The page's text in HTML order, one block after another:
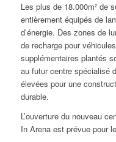
Les plus de 18.000m² de
entièrement équipés de
d’énergie. Des zones de
de recharge pour
supplémentaires plantés
au futur centre spécialisé
élevées pour une
durable.
L’ouverture du nouveau
In Arena est prévue pour